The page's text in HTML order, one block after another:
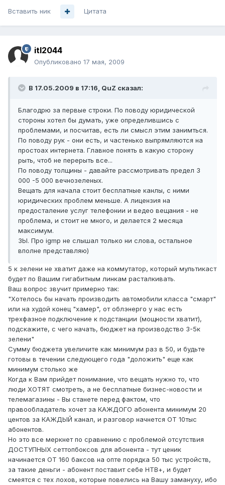
Вставить ник Цитата
itl2044
Опубликовано 17 мая, 2009
В 17.05.2009 в 17:16, QuZ сказал:
Благодрю за первые строки. По поводу юридической
стороны хотел бы думать, уже определившись с
проблемами, и посчитав, есть ли смысл этим занимться.
По поводу рук - они есть, и частенько выпрямляются на
простоах интернета. Главное понять в какую сторону
рыть, чтоб не перерыть все...
По поводу толщины - давайте рассмотривать предел 3
000 -5 000 вечнозеленых.
Вещать для начала стоит бесплатные канлы, с ними
юридических проблем меньше. А лицензия на
предосталение услуг телефонии и ведео вещания - не
проблема, и стоит не много, и делается 2 месяца
максимум.
ЗЫ. Про igmp не слышал только ни слова, остальное
вполне представляю)
5 к зелени не хватит даже на коммутатор, который мультикаст
будет по Вашим гигабитным линкам расталкивать.
Ваш вопрос звучит примерно так:
"Хотелось бы начать производить автомобили класса "смарт"
или на худой конец "хамер", от облэнерго у нас есть
трехфазное подключение к подстанции (мощности хватит),
подскажите, с чего начать, бюджет на производство 3-5к
зелени"
Сумму бюджета увеличите как минимум раз в 50, и будьте
готовы в течении следующего года "доложить" еще как
минимум столько же
Когда к Вам прийдет понимание, что вещать нужно то, что
люди ХОТЯТ смотреть, а не бесплатные бизнес-новости и
телемагазины - Вы станете перед фактом, что
правообладатель хочет за КАЖДОГО абонента минимум 20
центов за КАЖДЫЙ канал, и разговор начнется ОТ 10тыс
абонентов.
Но это все меркнет по сравнению с проблемой отсутствия
ДОСТУПНЫХ сеттопбоксов для абонента - тут ценик
начинается ОТ 160 баксов на опте порядка 50 тыс устройств,
за такие деньги - абонент поставит себе НТВ+, и будет
смеятся с тех лохов, которые повелись на Вашу замануху, ибо